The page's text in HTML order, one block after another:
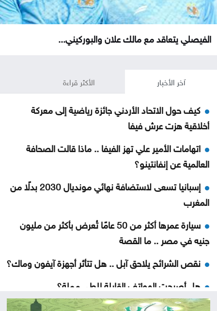
الفيصلي يتعاقد مع مالك علان والبوركيني...
آخر الأخبار الأكثر قراءة
كيف حول الاتحاد الأردني جائزة رياضية إلى معركة
أخلاقية هزت عرش فيفا
اتهامات الأمير علي تهز الفيفا .. ماذا قالت الصحافة
العالمية عن إنفانتينو؟
إسبانيا تسعى لاستضافة نهائي مونديال 2030 بدلًا من
المغرب
سيارة عمرها أكثر من 50 عامًا تُعرض بأكثر من مليون
جنيه في مصر .. ما القصة
نقص الشرائح يلاحق آبل .. هل تتأثر أجهزة آيفون وماك؟
هل أصبحت الهواتف القابلة للطي مملة؟
5 إشارات قد يرسلها القلب قبل الجلطة .. لا تتجاهلها